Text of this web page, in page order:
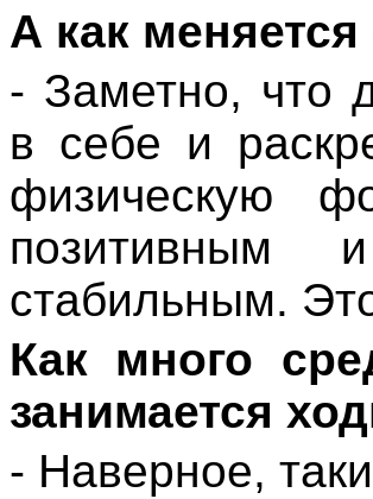
А как
- Заметно, что
в себе и
физическую
позитивным
стабильным.
Как много
занимается
- Наверное,